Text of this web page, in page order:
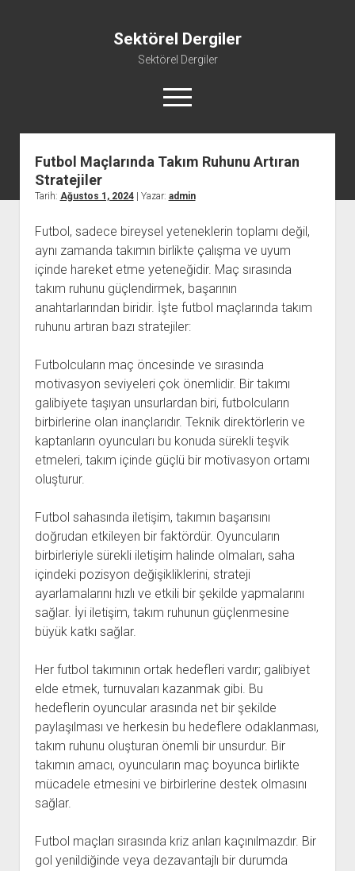
Sektörel Dergiler
Sektörel Dergiler
menüyü
aç
Linkedin Beğeni Atma Ücretsiz
Twitter Gizli Yanıt Görme
Youtube Beğeni Yükseltme Hilesi
Futbol Maçlarında Takım Ruhunu Artıran
Stratejiler
Tarih: Ağustos 1, 2024| Yazar: admin
Futbol, sadece bireysel yeteneklerin toplamı değil,
aynı zamanda takımın birlikte çalışma ve uyum
içinde hareket etme yeteneğidir. Maç sırasında
takım ruhunu güçlendirmek, başarının
anahtarlarından biridir. İşte futbol maçlarında takım
ruhunu artıran bazı stratejiler:
Futbolcuların maç öncesinde ve sırasında
motivasyon seviyeleri çok önemlidir. Bir takımı
galibiyete taşıyan unsurlardan biri, futbolcuların
birbirlerine olan inançlarıdır. Teknik direktörlerin ve
kaptanların oyuncuları bu konuda sürekli teşvik
etmeleri, takım içinde güçlü bir motivasyon ortamı
oluşturur.
Futbol sahasında iletişim, takımın başarısını
doğrudan etkileyen bir faktördür. Oyuncuların
birbirleriyle sürekli iletişim halinde olmaları, saha
içindeki pozisyon değişikliklerini, strateji
ayarlamalarını hızlı ve etkili bir şekilde yapmalarını
sağlar. İyi iletişim, takım ruhunun güçlenmesine
büyük katkı sağlar.
Her futbol takımının ortak hedefleri vardır; galibiyet
elde etmek, turnuvaları kazanmak gibi. Bu
hedeflerin oyuncular arasında net bir şekilde
paylaşılması ve herkesin bu hedeflere odaklanması,
takım ruhunu oluşturan önemli bir unsurdur. Bir
takımın amacı, oyuncuların maç boyunca birlikte
mücadele etmesini ve birbirlerine destek olmasını
sağlar.
Futbol maçları sırasında kriz anları kaçınılmazdır. Bir
gol yenildiğinde veya dezavantajlı bir durumda